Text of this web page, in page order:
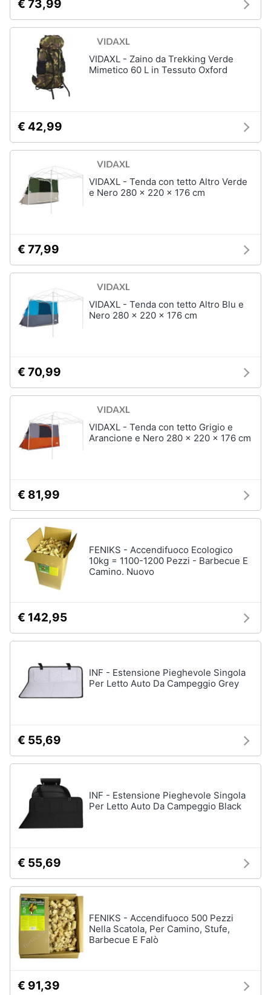
€ 73,99
VIDAXL - Zaino da Trekking Verde
Mimetico 60 L in Tessuto Oxford
€ 42,99
VIDAXL - Tenda con tetto Altro Verde
e Nero 280 x 220 x 176 cm
€ 77,99
VIDAXL - Tenda con tetto Altro Blu e
Nero 280 x 220 x 176 cm
€ 70,99
VIDAXL - Tenda con tetto Grigio e
Arancione e Nero 280 x 220 x 176 cm
€ 81,99
FENIKS - Accendifuoco Ecologico
10kg = 1100-1200 Pezzi - Barbecue E
Camino. Nuovo
€ 142,95
INF - Estensione Pieghevole Singola
Per Letto Auto Da Campeggio Grey
€ 55,69
INF - Estensione Pieghevole Singola
Per Letto Auto Da Campeggio Black
€ 55,69
FENIKS - Accendifuoco 500 Pezzi
Nella Scatola, Per Camino, Stufe,
Barbecue E Falò
€ 91,39